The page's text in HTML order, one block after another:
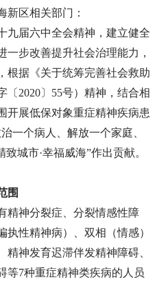
新区相关部门：
九届六中全会精神，建立健全
一步改善提升社会治理能力，
根据《关于统筹完善社会救助
〔2020〕55号）精神，结合相
开展低保对象重症精神疾病患
一个病人、解放一个家庭、
城市·幸福威海”作出贡献。
围
精神分裂症、分裂情感性障
执性精神病）、双相（情感）
精神发育迟滞伴发精神障碍、
等7种重症精神类疾病的人员